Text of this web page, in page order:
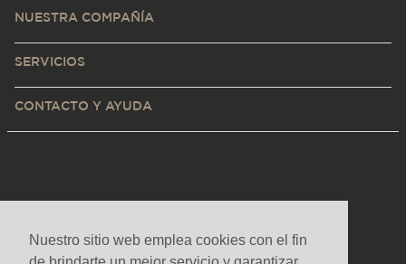
Nuestro sitio web emplea cookies con el fin
NUESTRA COMPAÑÍA
SERVICIOS
CONTACTO Y AYUDA